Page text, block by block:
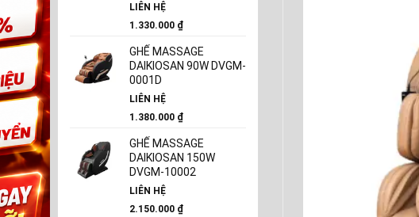
LIÊN HỆ
1.330.000 ₫
GHẾ MASSAGE
DAIKIOSAN 90W DVGM-
0001D
LIÊN HỆ
1.380.000 ₫
GHẾ MASSAGE
DAIKIOSAN 150W
DVGM-10002
LIÊN HỆ
2.150.000 ₫